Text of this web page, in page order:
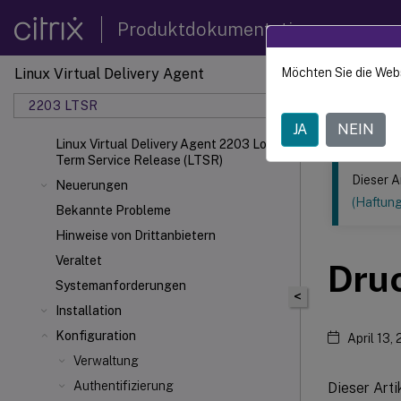
Produktdokumentation
Linux Virtual Delivery Agent
2203 LTSR
Linux Virtual Delivery Agent 2203 Long
Term Service Release (LTSR)
Neuerungen
Bekannte Probleme
Hinweise von Drittanbietern
Veraltet
Systemanforderungen
Installation
Konfiguration
Verwaltung
Authentifizierung
Dieser Inhalt
Linux
<
Dieser
April 13,
Dieser
Möchten Sie die
JA NEIN